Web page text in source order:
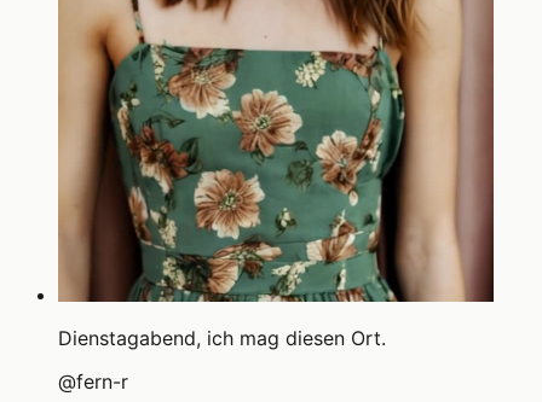
Dienstagabend, ich mag diesen Ort.
@fern-r